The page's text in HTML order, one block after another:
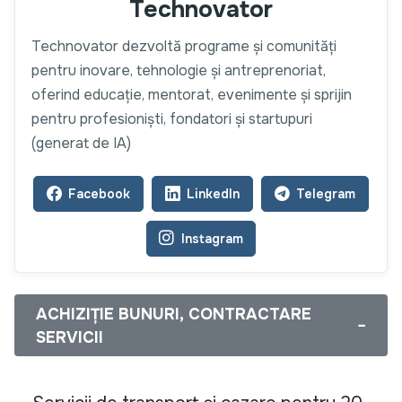
Technovator
Technovator dezvoltă programe și comunități
pentru inovare, tehnologie și antreprenoriat,
oferind educație, mentorat, evenimente și sprijin
pentru profesioniști, fondatori și startupuri
(generat de IA)
Facebook LinkedIn Telegram
Instagram
ACHIZIȚIE BUNURI, CONTRACTARE
SERVICII
−